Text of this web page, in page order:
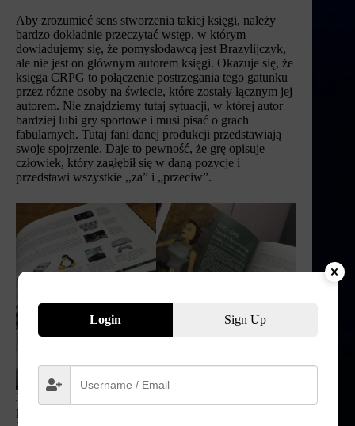
Aby zrozumieć sens stworzenia takiej księgi, należy
bardzo dokładnie przeczytać wstęp, w którym
dowiadujemy się, że pomysłodawcą jest Brazylijczyk,
ale nie jest on głównym autorem księgi. Okazuje się, że
księga CRPG to połączenie postrzegania tego gatunku
przez różne osoby na świecie, które zostały łącznym jej
autorem. Nie znajdziemy tutaj sytuacji, w której autor
bardziej lubi gry sportowe i musi pisać o grach
fabularnych. Tutaj fani danej produkcji przedstawiają
swoje spojrzenie. Daje to pewność, że grę opisuje
człowiek, który zagłębił się w daną pozycje i
przedstawi wszystkie ,,za” i „przeciw”.
Jak to wygląda w tego typu publikacjach, księga została
podzielona na konkretne lata (np. 1975-1979, 1980-
Login Sign Up